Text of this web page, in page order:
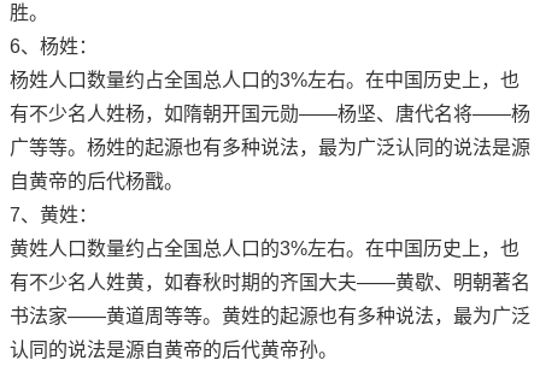
胜。
6、杨姓：
杨姓人口数量约占全国总人口的3%左右。在中国历史上，也
有不少名人姓杨，如隋朝开国元勋——杨坚、唐代名将——杨
广等等。杨姓的起源也有多种说法，最为广泛认同的说法是源
自黄帝的后代杨戬。
7、黄姓：
黄姓人口数量约占全国总人口的3%左右。在中国历史上，也
有不少名人姓黄，如春秋时期的齐国大夫——黄歇、明朝著名
书法家——黄道周等等。黄姓的起源也有多种说法，最为广泛
认同的说法是源自黄帝的后代黄帝孙。